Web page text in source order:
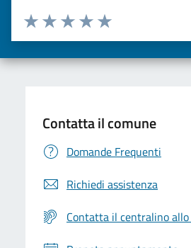
Valuta da 1 a 5 stelle la pagina
Valuta 5 stelle su 5
Valuta 4 stelle su 5
Valuta 3 stelle su 5
Valuta 2 stelle su 5
Valuta una stella su 5
Contatta il comune
Domande Frequenti
Richiedi assistenza
Contatta il centralino